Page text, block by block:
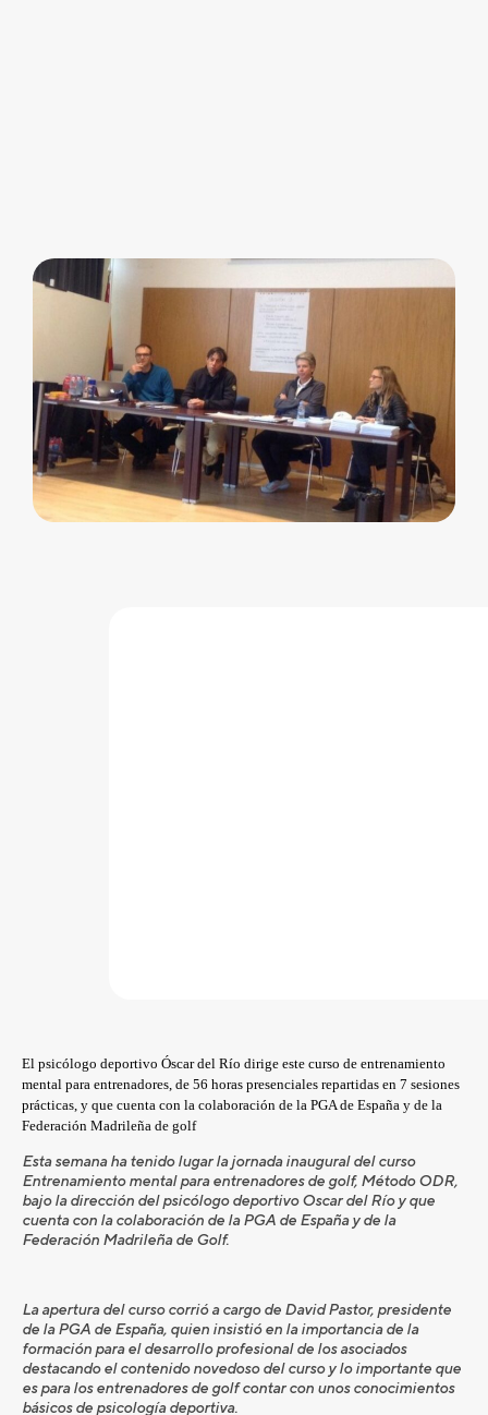
El psicólogo deportivo Óscar del Río dirige este curso de entrenamiento
mental para entrenadores, de 56 horas presenciales repartidas en 7 sesiones
prácticas, y que cuenta con la colaboración de la PGA de España y de la
Federación Madrileña de golf
Esta semana ha tenido lugar la jornada inaugural del curso
Entrenamiento mental para entrenadores de golf, Método ODR,
bajo la dirección del psicólogo deportivo Oscar del Río y que
cuenta con la colaboración de la PGA de España y de la
Federación Madrileña de Golf.
La apertura del curso corrió a cargo de David Pastor, presidente
de la PGA de España, quien insistió en la importancia de la
formación para el desarrollo profesional de los asociados
destacando el contenido novedoso del curso y lo importante que
es para los entrenadores de golf contar con unos conocimientos
básicos de psicología deportiva.